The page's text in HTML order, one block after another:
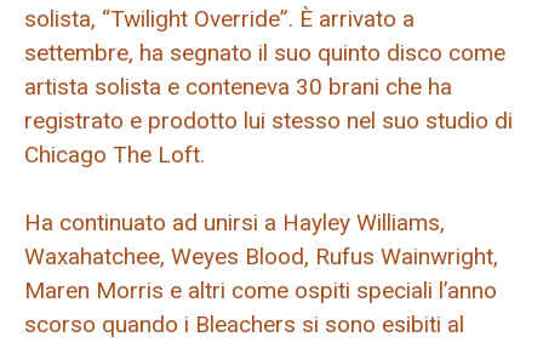
solista, “Twilight Override”. È arrivato a
settembre, ha segnato il suo quinto disco come
artista solista e conteneva 30 brani che ha
registrato e prodotto lui stesso nel suo studio di
Chicago The Loft.
Ha continuato ad unirsi a Hayley Williams,
Waxahatchee, Weyes Blood, Rufus Wainwright,
Maren Morris e altri come ospiti speciali l’anno
scorso quando i Bleachers si sono esibiti al